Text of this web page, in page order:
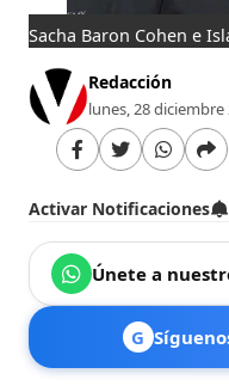
Sacha Baron Cohen e
Redacción
lunes, 28 diciembre
Activar Notificaciones
Únete a
G